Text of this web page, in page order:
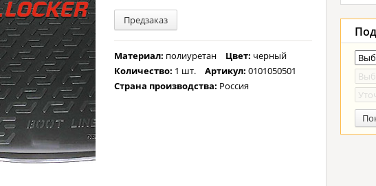
Предзаказ
Материал: полиуретан Цвет: черный
Количество: 1 шт. Артикул:0101050501
Страна производства: Россия